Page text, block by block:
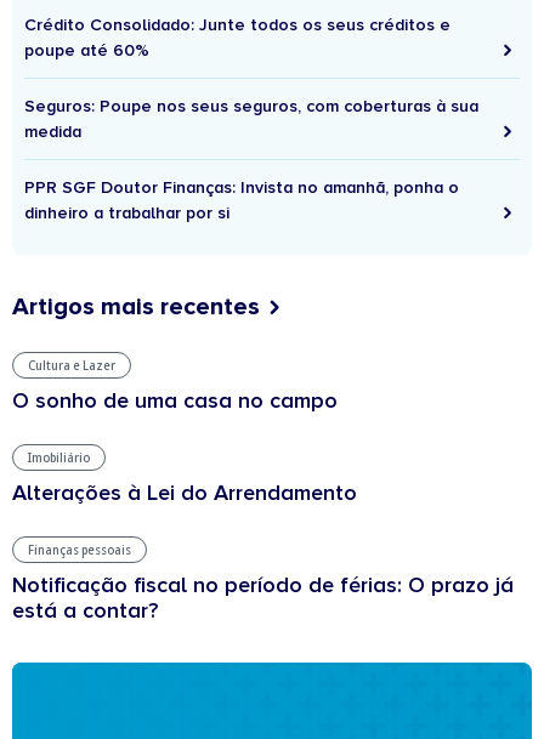
Crédito Consolidado: Junte todos os seus créditos e
poupe até 60%
Seguros: Poupe nos seus seguros, com coberturas à sua
medida
PPR SGF Doutor Finanças: Invista no amanhã, ponha o
dinheiro a trabalhar por si
Artigos mais recentes
Cultura e Lazer
O sonho de uma casa no campo
Imobiliário
Alterações à Lei do Arrendamento
Finanças pessoais
Notificação fiscal no período de férias: O prazo já
está a contar?